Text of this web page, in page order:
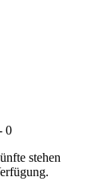
0
stehen